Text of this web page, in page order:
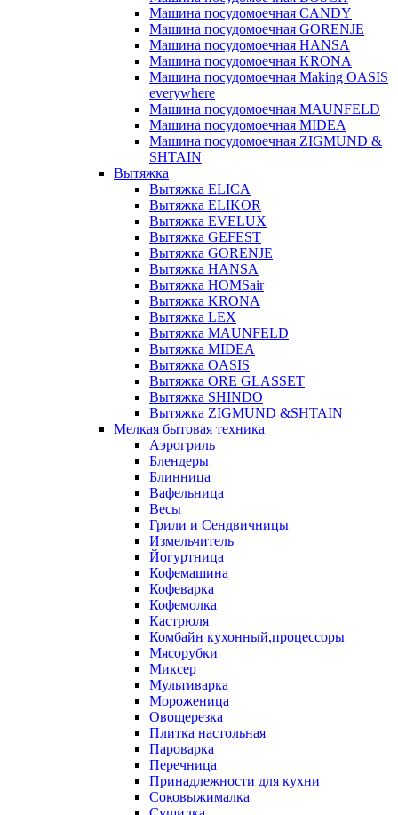
Машина посудомоечная CANDY
Машина посудомоечная GORENJE
Машина посудомоечная HANSA
Машина посудомоечная KRONA
Машина посудомоечная Making OASIS
everywhere
Машина посудомоечная MAUNFELD
Машина посудомоечная MIDEA
Машина посудомоечная ZIGMUND &
SHTAIN
Вытяжка
Вытяжка ELICA
Вытяжка ELIKOR
Вытяжка EVELUX
Вытяжка GEFEST
Вытяжка GORENJE
Вытяжка HANSA
Вытяжка HOMSair
Вытяжка KRONA
Вытяжка LEX
Вытяжка MAUNFELD
Вытяжка MIDEA
Вытяжка OASIS
Вытяжка ORE GLASSET
Вытяжка SHINDO
Вытяжка ZIGMUND &SHTAIN
Мелкая бытовая техника
Аэрогриль
Блендеры
Блинница
Вафельница
Весы
Грили и Сендвичницы
Измельчитель
Йогуртница
Кофемашина
Кофеварка
Кофемолка
Кастрюля
Комбайн кухонный,процессоры
Мясорубки
Миксер
Мультиварка
Мороженица
Овощерезка
Плитка настольная
Пароварка
Перечница
Принадлежности для кухни
Соковыжималка